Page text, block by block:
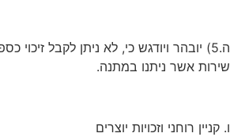
ה.5) יובהר ויודגש כי, לא ניתן לקבל זיכוי
שירות אשר ניתנו במתנה.
ו. קניין רוחני וזכויות יוצרים